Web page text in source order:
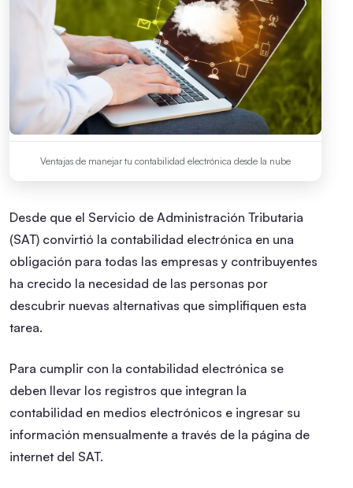
Ventajas de manejar tu contabilidad electrónica desde la nube
Desde que el Servicio de Administración Tributaria
(SAT) convirtió la contabilidad electrónica en una
obligación para todas las empresas y contribuyentes
ha crecido la necesidad de las personas por
descubrir nuevas alternativas que simplifiquen esta
tarea.
Para cumplir con la contabilidad electrónica se
deben llevar los registros que integran la
contabilidad en medios electrónicos e ingresar su
información mensualmente a través de la página de
internet del SAT.